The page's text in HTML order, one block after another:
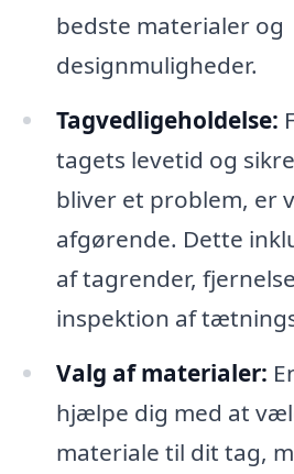
bedste materialer og
designmuligheder.
Tagvedligeholdelse:
tagets levetid og
bliver et problem, er
afgørende. Dette
af tagrender,
inspektion af
Valg af materialer:
hjælpe dig med at
materiale til dit tag,